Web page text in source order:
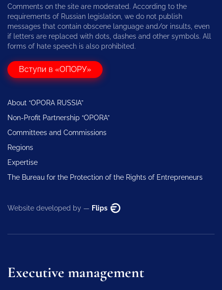
Comments on the site are moderated. According to the
requirements of Russian legislation, we do not publish
messages that contain obscene language and/or insults, even
if letters are replaced with dots, dashes and other symbols. All
forms of hate speech is also prohibited.
Вступи в «ОПОРУ»
About “OPORA RUSSIA”
Non-Profit Partnership “OPORA”
Committees and Commissions
Regions
Expertise
The Bureau for the Protection of the Rights of Entrepreneurs
Website developed by — Flips
Executive management